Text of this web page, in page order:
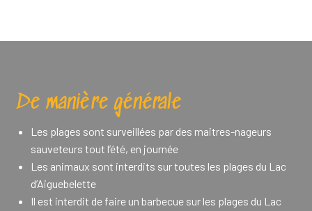
De manière générale
Les plages sont surveillées par des maitres-nageurs
sauveteurs tout l’été, en journée
Les animaux sont interdits sur toutes les plages du Lac
d’Aiguebelette
Il est interdit de faire un barbecue sur les plages du Lac